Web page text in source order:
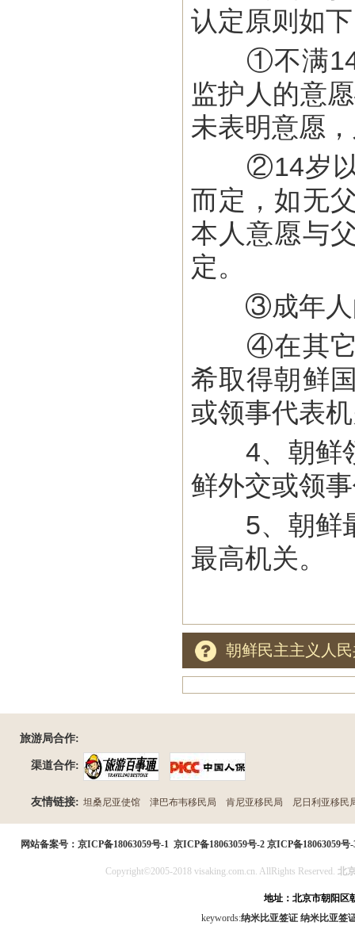
认定原则如
①不满14岁
监护人的意
未表明意愿
②14岁以上
而定，如无
本人意愿与
定。
③成年人的
④在其它国
希取得朝鲜
或领事代表
4、朝鲜领
鲜外交或领
5、朝鲜最
最高机关。
朝鲜民主主义人
旅游局合作:
渠道合作:
友情链接: 坦桑尼亚使馆 津巴布韦移民局 肯尼亚移民局 尼日利亚移民
网站备案号： 京ICP备18063059号-1 京ICP备18063059号-2 京ICP备18063059号-
Copyright©2005-2018 visaking.com.cn. AllRights Reserved. 北
地址：北京市朝阳区
keywords:纳米比亚签证 纳米比亚签